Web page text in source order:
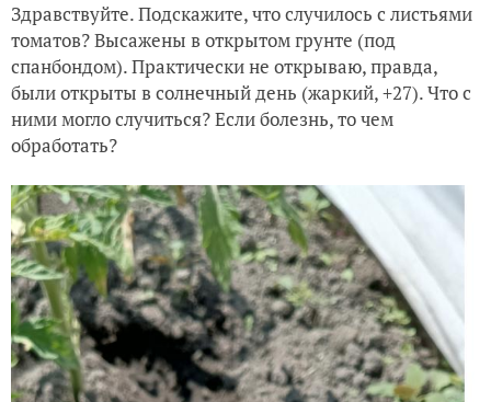
Здравствуйте. Подскажите, что случилось с листьями
томатов? Высажены в открытом грунте (под
спанбондом). Практически не открываю, правда,
были открыты в солнечный день (жаркий, +27). Что с
ними могло случиться? Если болезнь, то чем
обработать?